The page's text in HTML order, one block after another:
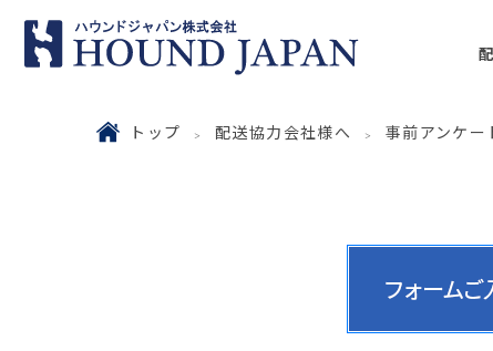
トップ 配送協力会社様へ 事前アンケー